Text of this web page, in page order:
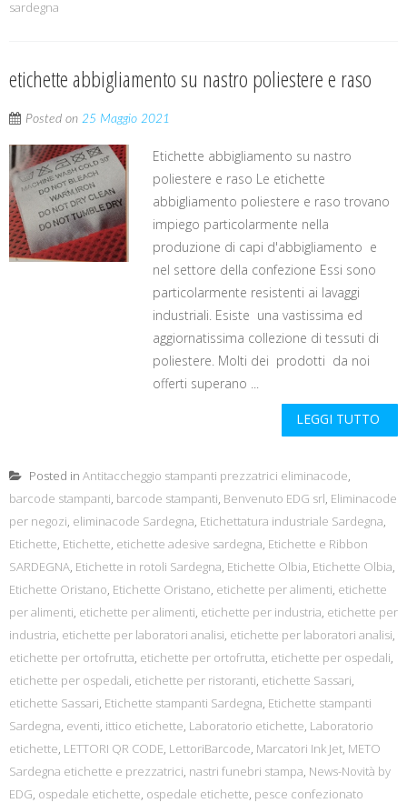
sardegna
etichette abbigliamento su nastro poliestere e raso
Posted on 25 Maggio 2021
Etichette abbigliamento su nastro
poliestere e raso Le etichette
abbigliamento poliestere e raso trovano
impiego particolarmente nella
produzione di capi d'abbigliamento e
nel settore della confezione Essi sono
particolarmente resistenti ai lavaggi
industriali. Esiste una vastissima ed
aggiornatissima collezione di tessuti di
poliestere. Molti dei prodotti da noi
offerti superano ...
LEGGI TUTTO
Posted in Antitaccheggio stampanti prezzatrici eliminacode,
barcode stampanti, barcode stampanti, Benvenuto EDG srl, Eliminacode
per negozi, eliminacode Sardegna, Etichettatura industriale Sardegna,
Etichette, Etichette, etichette adesive sardegna, Etichette e Ribbon
SARDEGNA, Etichette in rotoli Sardegna, Etichette Olbia, Etichette Olbia,
Etichette Oristano, Etichette Oristano, etichette per alimenti, etichette
per alimenti, etichette per alimenti, etichette per industria, etichette per
industria, etichette per laboratori analisi, etichette per laboratori analisi,
etichette per ortofrutta, etichette per ortofrutta, etichette per ospedali,
etichette per ospedali, etichette per ristoranti, etichette Sassari,
etichette Sassari, Etichette stampanti Sardegna, Etichette stampanti
Sardegna, eventi, ittico etichette, Laboratorio etichette, Laboratorio
etichette, LETTORI QR CODE, LettoriBarcode, Marcatori Ink Jet, METO
Sardegna etichette e prezzatrici, nastri funebri stampa, News-Novità by
EDG, ospedale etichette, ospedale etichette, pesce confezionato